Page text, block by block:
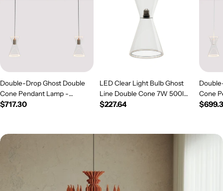
Double-Drop Ghost Double
Cone Pendant Lamp -
Brushed Titanium
Regular
$717.30
LED Clear Light Bulb Ghost
Line Double Cone 7W 500lm
E26 120V 2200K Dimmable -
Regular
$227.64
Cone
White